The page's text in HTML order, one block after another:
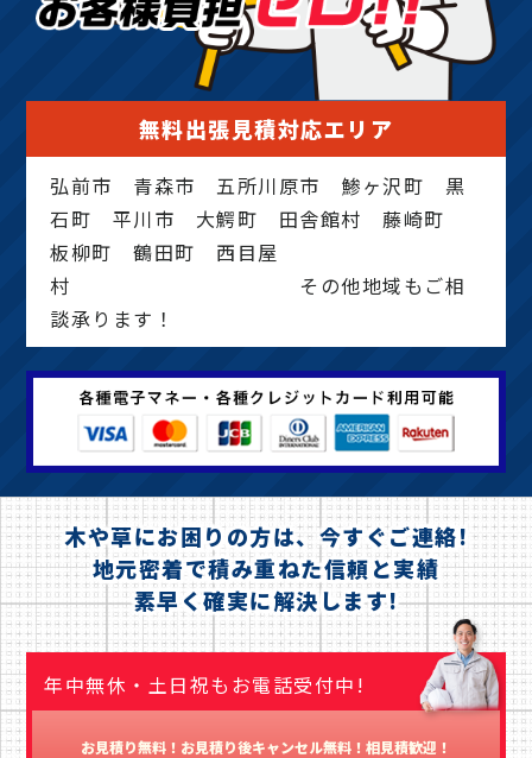
無料出張見積対応エリア
弘前市 青森市 五所川原市 鯵ヶ沢町 黒
石町 平川市 大鰐町 田舎館村 藤崎町
板柳町 鶴田町 西目屋
村 その他地域もご相
談承ります！
木や草にお困りの方は、今すぐご連絡!
地元密着で積み重ねた信頼と実績
素早く確実に解決します!
年中無休・土日祝もお電話受付中!
お見積り無料！お見積り後キャンセル無料！相見積歓迎！